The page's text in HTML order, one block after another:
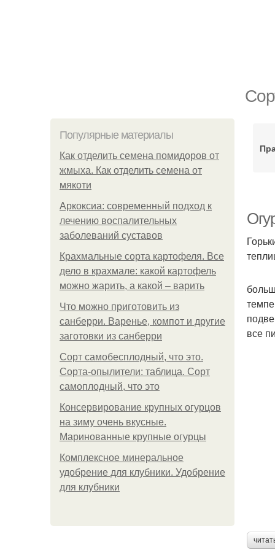
Популярные материалы
Как отделить семена помидоров от
жмыха. Как отделить семена от
мякоти
Аркоксиа: современный подход к
лечению воспалительных
заболеваний суставов
Крахмальные сорта картофеля. Все
дело в крахмале: какой картофель
можно жарить, а какой – варить
Что можно приготовить из
санберри. Варенье, компот и другие
заготовки из санберри
Сорт самобесплодный, что это.
Сорта-опылители: таблица. Сорт
самоплодный, что это
Консервирование крупных огурцов
на зиму очень вкусные.
Маринованные крупные огурцы
Комплексное минеральное
удобрение для клубники. Удобрение
для клубники
все